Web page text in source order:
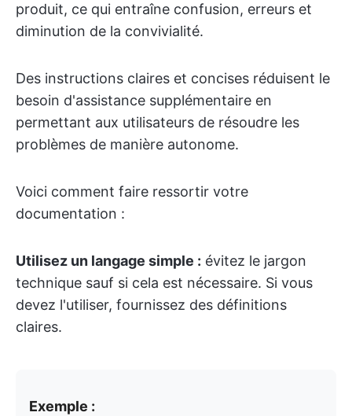
produit, ce qui entraîne confusion, erreurs et
diminution de la convivialité.
Des instructions claires et concises réduisent le
besoin d'assistance supplémentaire en
permettant aux utilisateurs de résoudre les
problèmes de manière autonome.
Voici comment faire ressortir votre
documentation :
Utilisez un langage simple : évitez le jargon
technique sauf si cela est nécessaire. Si vous
devez l'utiliser, fournissez des définitions
claires.
Exemple :